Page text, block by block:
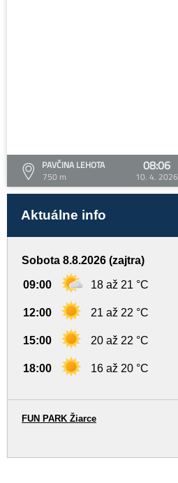
PAVČINA LEHOTA
750 m
08:06
10. 4. 2026
Aktuálne info
Sobota 8.8.2026 (zajtra)
09:00 18 až 21 °C
12:00 21 až 22 °C
15:00 20 až 22 °C
18:00 16 až 20 °C
FUN PARK Žiarce